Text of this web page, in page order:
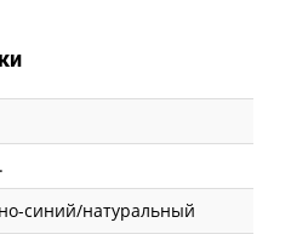
синий/натуральный